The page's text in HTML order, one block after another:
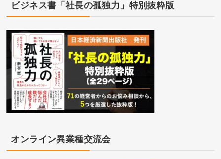
ビジネス書「社長の孤独力」特別抜粋版
オンライン異業種交流会